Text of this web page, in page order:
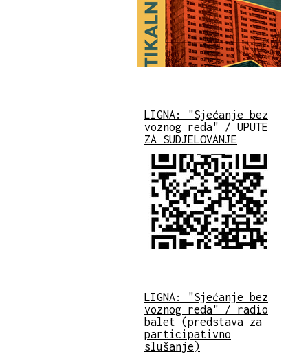
LIGNA: "Sjećanje bez
voznog reda" / UPUTE
ZA SUDJELOVANJE
LIGNA: "Sjećanje bez
voznog reda" / radio
balet (predstava za
participativno
slušanje)